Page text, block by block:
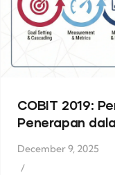
COBIT 2019:
Penerapan
December 9, 2025
/